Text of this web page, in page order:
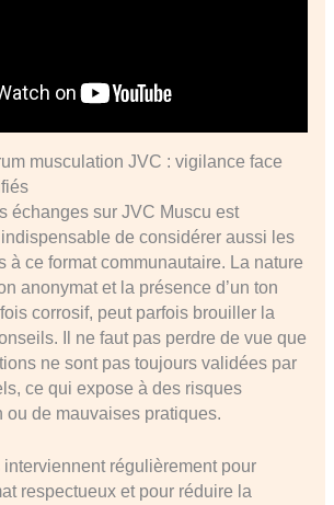
musculation JVC : vigilance face
échanges sur JVC Muscu est
de considérer aussi les
à ce format communautaire. La nature
anonymat et la présence d’un ton
corrosif, peut parfois brouiller la
Il ne faut pas perdre de vue que
ne sont pas toujours validées par
ce qui expose à des risques
ou de mauvaises pratiques.
interviennent régulièrement pour
respectueux et pour réduire la